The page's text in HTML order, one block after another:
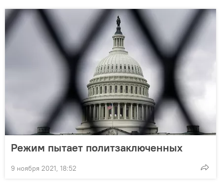
Режим пытает политзаключенных
9 ноября 2021, 18:52